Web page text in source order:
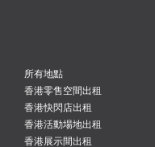
所有地點
香港零售空間出租
香港快閃店出租
香港活動場地出租
香港展示間出租